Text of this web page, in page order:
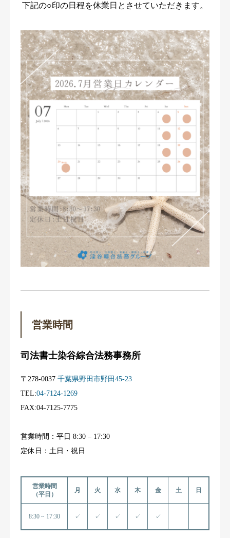
下記の○印の日程を休業日とさせていただきます。
営業時間
司法書士染谷綜合法務事務所
〒278-0037 千葉県野田市野田45-23
TEL:04-7124-1269
FAX:04-7125-7775
営業時間：平日 8:30 – 17:30
定休日：土日・祝日
営業時間
（平日）
月 火 水 木 金 土 日
8:30 ~ 17:30 ✓ ✓ ✓ ✓ ✓